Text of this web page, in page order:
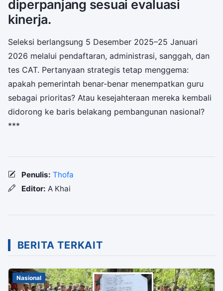
diperpanjang sesuai evaluasi
kinerja.
Seleksi berlangsung 5 Desember 2025–25 Januari
2026 melalui pendaftaran, administrasi, sanggah, dan
tes CAT. Pertanyaan strategis tetap menggema:
apakah pemerintah benar-benar menempatkan guru
sebagai prioritas? Atau kesejahteraan mereka kembali
didorong ke baris belakang pembangunan nasional?
***
Penulis: Thofa
Editor: A Khai
BERITA TERKAIT
Nasional